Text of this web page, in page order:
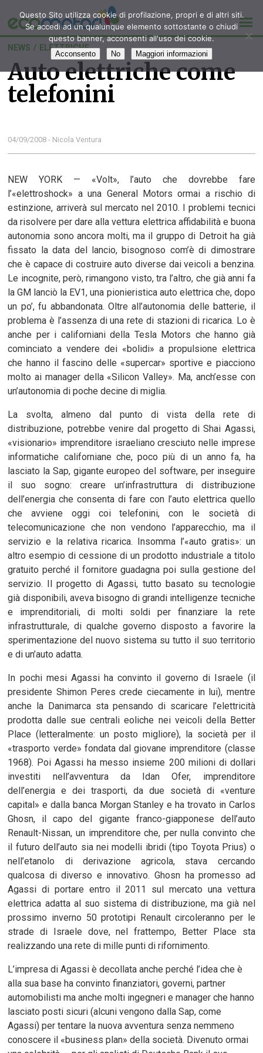
NEWS / ELETTRICHE
Auto elettriche come
telefonini
04/09/2008 - Nicola Ventura
NEW YORK — «Volt», l’auto che dovrebbe fare
l’«elettroshock» a una General Motors ormai a rischio di
estinzione, arriverà sul mercato nel 2010. I problemi tecnici
da risolvere per dare alla vettura elettrica affidabilità e buona
autonomia sono ancora molti, ma il gruppo di Detroit ha già
fissato la data del lancio, bisognoso com’è di dimostrare
che è capace di costruire auto diverse dai veicoli a benzina.
Le incognite, però, rimangono visto, tra l’altro, che già anni fa
la GM lanciò la EV1, una pionieristica auto elettrica che, dopo
un po’, fu abbandonata. Oltre all’autonomia delle batterie, il
problema è l’assenza di una rete di stazioni di ricarica. Lo è
anche per i californiani della Tesla Motors che hanno già
cominciato a vendere dei «bolidi» a propulsione elettrica
che hanno il fascino delle «supercar» sportive e piacciono
molto ai manager della «Silicon Valley». Ma, anch’esse con
un’autonomia di poche decine di miglia.
La svolta, almeno dal punto di vista della rete di
distribuzione, potrebbe venire dal progetto di Shai Agassi,
«visionario» imprenditore israeliano cresciuto nelle imprese
informatiche californiane che, poco più di un anno fa, ha
lasciato la Sap, gigante europeo del software, per inseguire
il suo sogno: creare un’infrastruttura di distribuzione
dell’energia che consenta di fare con l’auto elettrica quello
che avviene oggi coi telefonini, con le società di
telecomunicazione che non vendono l’apparecchio, ma il
servizio e la relativa ricarica. Insomma l’«auto gratis»: un
altro esempio di cessione di un prodotto industriale a titolo
gratuito perché il fornitore guadagna poi sulla gestione del
servizio. Il progetto di Agassi, tutto basato su tecnologie
già disponibili, aveva bisogno di grandi intelligenze tecniche
e imprenditoriali, di molti soldi per finanziare la rete
infrastrutturale, di qualche governo disposto a favorire la
sperimentazione del nuovo sistema su tutto il suo territorio
e di un’auto adatta.
In pochi mesi Agassi ha convinto il governo di Israele (il
presidente Shimon Peres crede ciecamente in lui), mentre
anche la Danimarca sta pensando di scaricare l’elettricità
prodotta dalle sue centrali eoliche nei veicoli della Better
Place (letteralmente: un posto migliore), la società per il
«trasporto verde» fondata dal giovane imprenditore (classe
1968). Poi Agassi ha messo insieme 200 milioni di dollari
investiti nell’avventura da Idan Ofer, imprenditore
dell’energia e dei trasporti, da due società di «venture
capital» e dalla banca Morgan Stanley e ha trovato in Carlos
Ghosn, il capo del gigante franco-giapponese dell’auto
Renault-Nissan, un imprenditore che, per nulla convinto che
il futuro dell’auto sia nei modelli ibridi (tipo Toyota Prius) o
nell’etanolo di derivazione agricola, stava cercando
qualcosa di diverso e innovativo. Ghosn ha promesso ad
Agassi di portare entro il 2011 sul mercato una vettura
elettrica adatta al suo sistema di distribuzione, ma già nel
prossimo inverno 50 prototipi Renault circoleranno per le
strade di Israele dove, nel frattempo, Better Place sta
realizzando una rete di mille punti di rifornimento.
L’impresa di Agassi è decollata anche perché l’idea che è
alla sua base ha convinto finanziatori, governi, partner
automobilisti ma anche molti ingegneri e manager che hanno
lasciato posti sicuri (alcuni vengono dalla Sap, come
Agassi) per tentare la nuova avventura senza nemmeno
conoscere il «business plan» della società. Divenuto ormai
Questo Sito utilizza cookie di profilazione, propri e di altri siti.
Se accedi ad un qualunque elemento sottostante o chiudi
questo banner, acconsenti all'uso dei cookie.
Acconsento No Maggiori informazioni